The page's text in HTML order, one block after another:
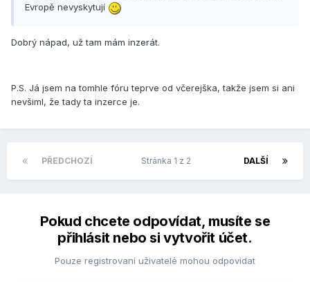
Evropě nevyskytují
Dobrý nápad, už tam mám inzerát.
P.S. Já jsem na tomhle fóru teprve od včerejška, takže jsem si ani
nevšiml, že tady ta inzerce je.
PŘEDCHOZÍ DALŠÍ
Stránka 1 z 2
Pokud chcete odpovídat, musíte se
přihlásit nebo si vytvořit účet.
Pouze registrovaní uživatelé mohou odpovídat